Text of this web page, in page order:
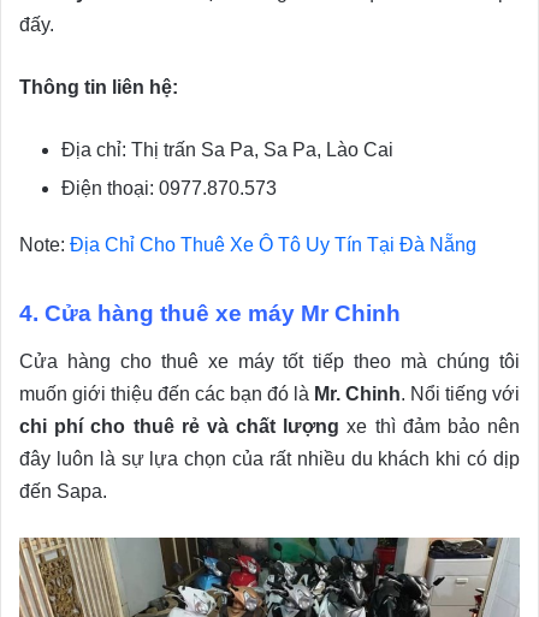
đấy.
Thông tin liên hệ:
Địa chỉ: Thị trấn Sa Pa, Sa Pa, Lào Cai
Điện thoại: 0977.870.573
Note: Địa Chỉ Cho Thuê Xe Ô Tô Uy Tín Tại Đà Nẵng
4. Cửa hàng thuê xe máy Mr Chinh
Cửa hàng cho thuê xe máy tốt tiếp theo mà chúng tôi
muốn giới thiệu đến các bạn đó là Mr. Chinh. Nổi tiếng với
chi phí cho thuê rẻ và chất lượng xe thì đảm bảo nên
đây luôn là sự lựa chọn của rất nhiều du khách khi có dịp
đến Sapa.